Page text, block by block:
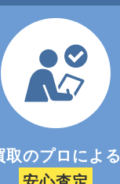
取のプロによる